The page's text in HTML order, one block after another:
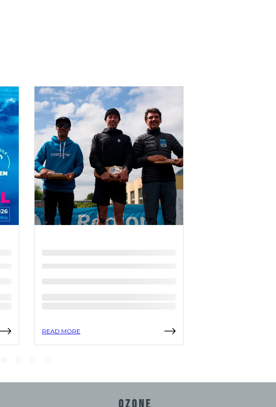
READ MORE